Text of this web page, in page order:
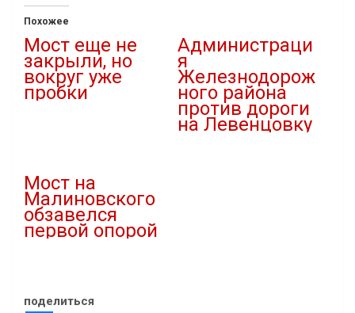
Похожее
Мост еще не
закрыли, но
вокруг уже
пробки
Администраци
я
Железнодорож
ного района
против дороги
на Левенцовку
Мост на
Малиновского
обзавелся
первой опорой
поделиться